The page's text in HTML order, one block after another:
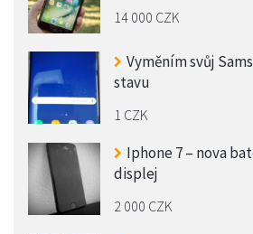
14 000 CZK
Vyměním svůj
stavu
1 CZK
Iphone 7 – nova
displej
2 000 CZK